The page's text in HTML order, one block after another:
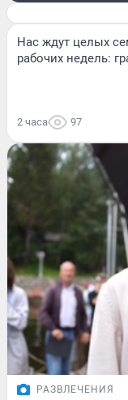
Нас ждут целых
рабочих недель:
2 часа 97
РАЗВЛЕЧЕНИЯ